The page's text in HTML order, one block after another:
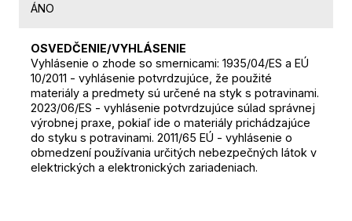
ÁNO
OSVEDČENIE/VYHLÁSENIE
Vyhlásenie o zhode so smernicami: 1935/04/ES a EÚ
10/2011 - vyhlásenie potvrdzujúce, že použité
materiály a predmety sú určené na styk s potravinami.
2023/06/ES - vyhlásenie potvrdzujúce súlad správnej
výrobnej praxe, pokiaľ ide o materiály prichádzajúce
do styku s potravinami. 2011/65 EÚ - vyhlásenie o
obmedzení používania určitých nebezpečných látok v
elektrických a elektronických zariadeniach.